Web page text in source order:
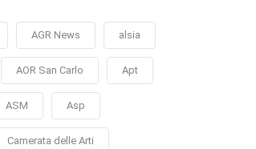
AGR News alsia
AOR San Carlo Apt
ASM Asp
Camerata delle Arti